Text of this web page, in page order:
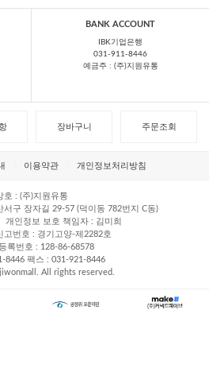
BANK ACCOUNT
IBK기업은행
031-911-8446
예금주 : (주)지원유통
장바구니 주문조회
이용약관 개인정보처리방침
호
(주)지원유통
서구 장자길 29-57 (덕이동 782번지 C동)
개인정보 보호 책임자
김미희
고번호
경기고양-제2282호
록번호
128-86-68578
8446 팩스
031-921-8446
All rights reserved.